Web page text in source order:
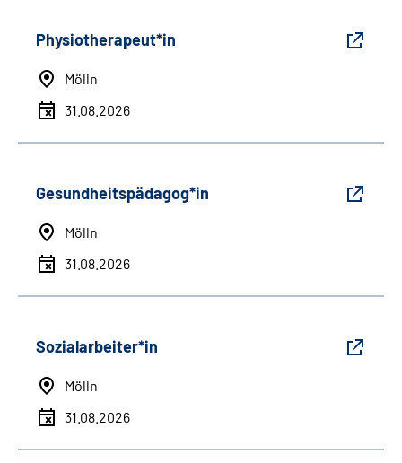
Physiotherapeut*in
Mölln
31.08.2026
Gesundheitspädagog*in
Mölln
31.08.2026
Sozialarbeiter*in
Mölln
31.08.2026